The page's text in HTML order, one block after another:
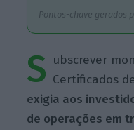
Pontos-chave gerados
S ubscrever
Certificados
exigia aos
de operações em